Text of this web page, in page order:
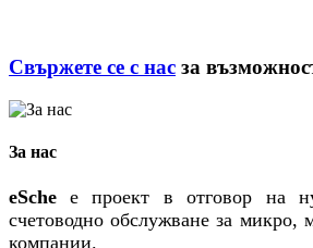
Свържете се с нас за
За нас
eSche е проект в отговор на
счетоводно обслужване за микро,
компании.